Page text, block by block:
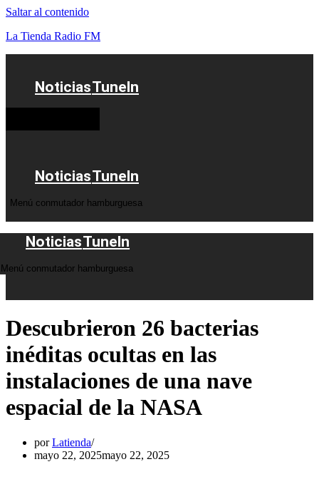
Saltar al contenido
La Tienda Radio FM
NoticiasTuneIn
NoticiasTuneIn
Menú conmutador hamburguesa
NoticiasTuneIn
Menú conmutador hamburguesa
Descubrieron 26 bacterias
inéditas ocultas en las
instalaciones de una nave
espacial de la NASA
porLatienda
mayo 22, 2025mayo 22, 2025